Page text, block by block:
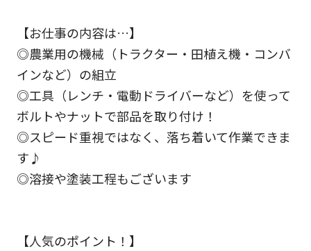
【お仕事の内容は…】
◎農業用の機械（トラクター・田植え機・コンバ
インなど）の組立
◎工具（レンチ・電動ドライバーなど）を使って
ボルトやナットで部品を取り付け！
◎スピード重視ではなく、落ち着いて作業できま
す♪
◎溶接や塗装工程もございます
【人気のポイント！】